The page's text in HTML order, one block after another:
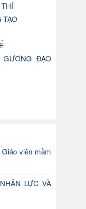
TẠO
ĐẠO
viên mầm
LỰC VÀ